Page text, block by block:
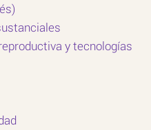
y tecnologías